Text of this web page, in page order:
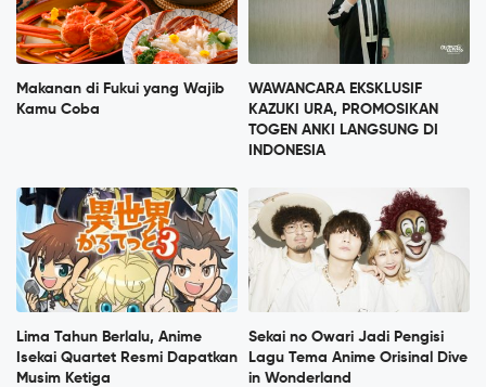
Makanan di Fukui yang Wajib
Kamu Coba
WAWANCARA EKSKLUSIF
KAZUKI URA, PROMOSIKAN
TOGEN ANKI LANGSUNG DI
INDONESIA
Lima Tahun Berlalu, Anime
Isekai Quartet Resmi Dapatkan
Musim Ketiga
Sekai no Owari Jadi Pengisi
Lagu Tema Anime Orisinal Dive
in Wonderland